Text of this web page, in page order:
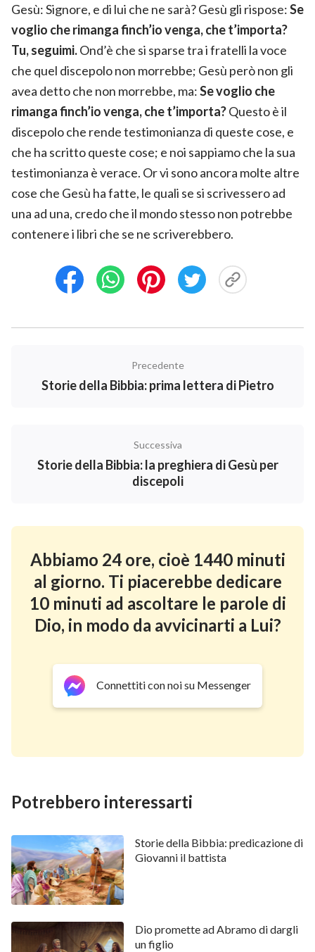
Gesù: Signore, e di lui che ne sarà? Gesù gli rispose:Se
voglio che rimanga finch’io venga, che t’importa?
Tu, seguimi.Ond’è che si sparse tra i fratelli la voce
che quel discepolo non morrebbe; Gesù però non gli
avea detto che non morrebbe, ma:Se voglio che
rimanga finch’io venga, che t’importa?Questo è il
discepolo che rende testimonianza di queste cose, e
che ha scritto queste cose; e noi sappiamo che la sua
testimonianza è verace. Or vi sono ancora molte altre
cose che Gesù ha fatte, le quali se si scrivessero ad
una ad una, credo che il mondo stesso non potrebbe
contenere i libri che se ne scriverebbero.
Precedente
Storie della Bibbia: prima lettera di Pietro
Successiva
Storie della Bibbia: la preghiera di Gesù per
discepoli
Abbiamo 24 ore, cioè 1440 minuti
al giorno. Ti piacerebbe dedicare
10 minuti ad ascoltare le parole di
Dio, in modo da avvicinarti a Lui?
Connettiti con noi su Messenger
Potrebbero interessarti
Storie della Bibbia: predicazione di
Giovanni il battista
Dio promette ad Abramo di dargli
un figlio